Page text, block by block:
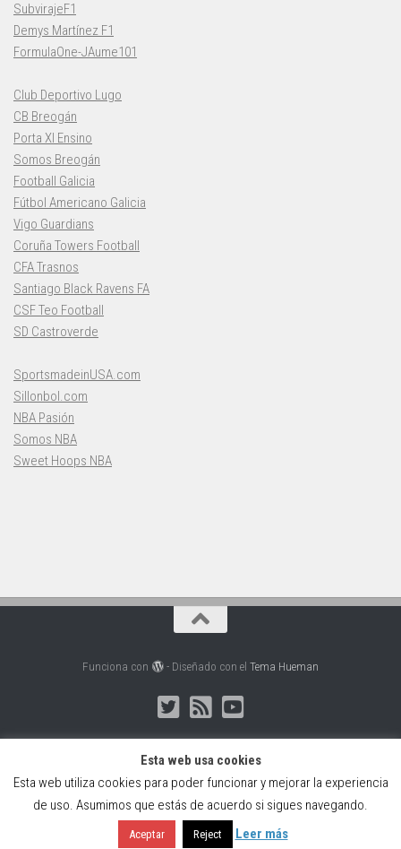
SubvirajeF1
Demys Martínez F1
FormulaOne-JAume101
Club Deportivo Lugo
CB Breogán
Porta XI Ensino
Somos Breogán
Football Galicia
Fútbol Americano Galicia
Vigo Guardians
Coruña Towers Football
CFA Trasnos
Santiago Black Ravens FA
CSF Teo Football
SD Castroverde
SportsmadeinUSA.com
Sillonbol.com
NBA Pasión
Somos NBA
Sweet Hoops NBA
Funciona con - Diseñado con el Tema Hueman
Web creada, alojada y mantenida por Café Dixital SL - 2026.
Visítanos enhttps://cafedixital.como ponte en contacto con
nosotros en
info@cafedixital.com
Esta web usa cookies
Esta web utiliza cookies para poder funcionar y mejorar la experiencia
de uso. Asumimos que estás de acuerdo si sigues navegando.
Aceptar Reject Leer más